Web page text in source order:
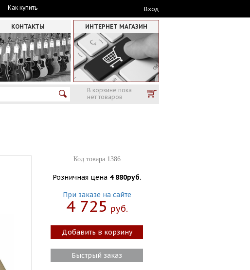
Как купить Вход
КОНТАКТЫ ИНТЕРНЕТ МАГАЗИН
В корзине пока
нет товаров
Код товара 1386
Розничная цена 4 880руб.
При заказе на сайте
4 725 Руб.
Добавить в корзину
Быстрый заказ